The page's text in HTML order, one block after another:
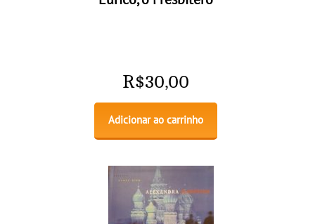
R$30,00
Adicionar ao carrinho